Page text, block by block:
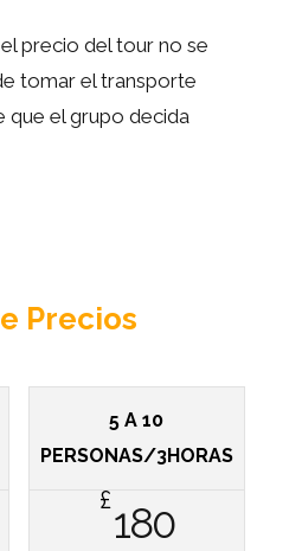
precio del tour no se
tomar el transporte
que el grupo decida
Precios
5 A 10
PERSONAS/3HORAS
£180